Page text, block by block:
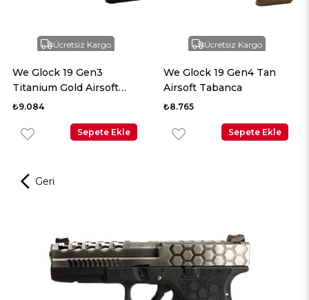
Ücretsiz Kargo
We Glock 19 Gen3
Titanium Gold Airsoft
Tabanca
₺9.084
Sepete Ekle
Ücretsiz Kargo
We Glock 19 Gen4 Tan
Airsoft Tabanca
₺8.765
Sepete Ekle